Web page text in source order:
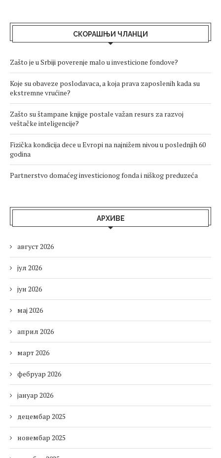
СКОРАШЊИ ЧЛАНЦИ
Zašto je u Srbiji poverenje malo u investicione fondove?
Koje su obaveze poslodavaca, a koja prava zaposlenih kada su
ekstremne vrućine?
Zašto su štampane knjige postale važan resurs za razvoj
veštačke inteligencije?
Fizička kondicija dece u Evropi na najnižem nivou u poslednjih 60
godina
Partnerstvo domaćeg investicionog fonda i niškog preduzeća
АРХИВЕ
август 2026
јул 2026
јун 2026
мај 2026
април 2026
март 2026
фебруар 2026
јануар 2026
децембар 2025
новембар 2025